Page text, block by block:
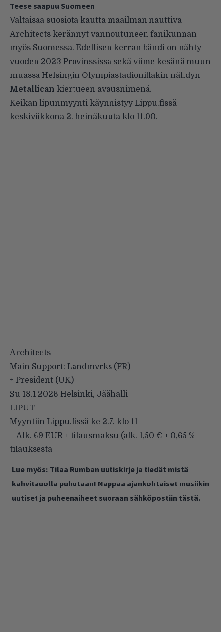
Teese saapuu Suomeen
Valtaisaa suosiota kautta maailman nauttiva
Architects kerännyt vannoutuneen fanikunnan
myös Suomessa. Edellisen kerran bändi on nähty
vuoden 2023 Provinssissa sekä viime kesänä muun
muassa Helsingin Olympiastadionillakin nähdyn
Metallican kiertueen avausnimenä.
Keikan lipunmyynti käynnistyy Lippu.fissä
keskiviikkona 2. heinäkuuta klo 11.00.
Architects
Main Support: Landmvrks (FR)
+ President (UK)
Su 18.1.2026 Helsinki, Jäähalli
LIPUT
Myyntiin Lippu.fissä ke 2.7. klo 11
– Alk. 69 EUR + tilausmaksu (alk. 1,50 € + 0,65 %
tilauksesta
Lue myös: Tilaa Rumban uutiskirje ja tiedät mistä
kahvitauolla puhutaan! Nappaa ajankohtaiset musiikin
uutiset ja puheenaiheet suoraan sähköpostiin tästä.